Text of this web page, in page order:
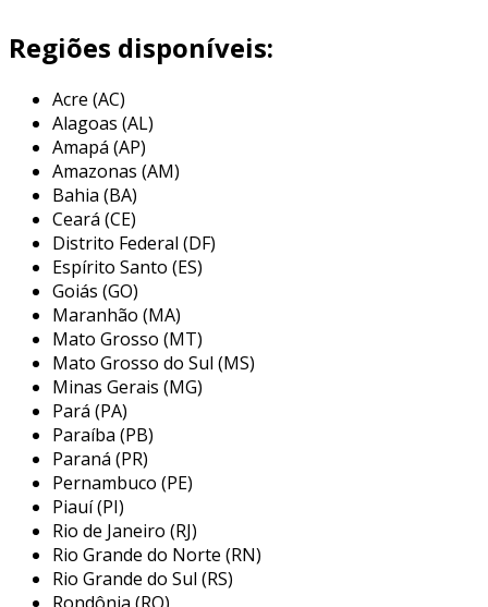
oferece um equilíbrio ideal entre eficiência e
manobrabilidade, permitindo cortes profundos
e precisos em materiais como aço, alumínio e
o funcionamento do disco de corte é baseado
em um processo abrasivo, onde a superfície do
disco, que é composta por partículas de
abrasivo, remove material do metal à medida
que gira em alta velocidade. esta característica
faz com que os discos sejam uma escolha
popular entre profissionais que necessitam de
cortes rápidos e limpos, geralmente
empregando técnicas variadas para atender a
diferentes exigências de corte.
principais aplicações do disco de
corte para metal 9 polegadas
os discos de corte para metal de 9 polegadas
são essenciais em várias aplicações, refletindo
sua versatilidade e eficácia. eles são
amplamente utilizados em indústrias como
Regiões disponíveis:
Acre (AC)
Alagoas (AL)
Amapá (AP)
Amazonas (AM)
Bahia (BA)
Ceará (CE)
Distrito Federal (DF)
Espírito Santo (ES)
Goiás (GO)
Maranhão (MA)
Mato Grosso (MT)
Mato Grosso do Sul (MS)
Minas Gerais (MG)
Pará (PA)
Paraíba (PB)
Paraná (PR)
Pernambuco (PE)
Piauí (PI)
Rio de Janeiro (RJ)
Rio Grande do Norte (RN)
Rio Grande do Sul (RS)
Rondônia (RO)